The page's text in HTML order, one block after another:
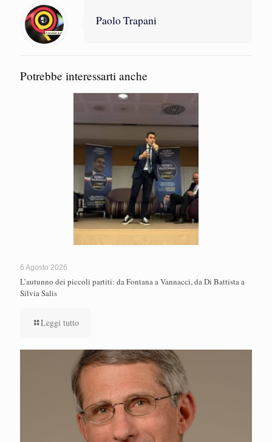
Paolo Trapani
Potrebbe interessarti anche
6 Agosto 2026
L’autunno dei piccoli partiti: da Fontana a Vannacci, da Di Battista a
Silvia Salis
Leggi tutto